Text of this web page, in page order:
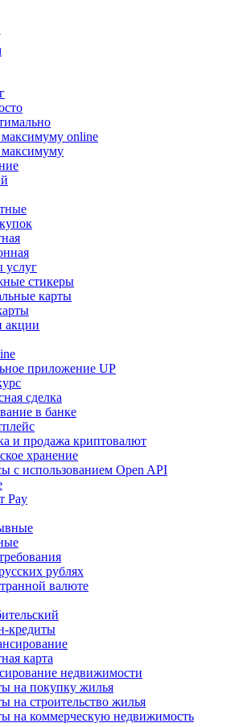
online
услуг
стикеры
карты
акции
приложение UP
сделка
в банке
и продажа криптовалют
хранение
с использованием Open API
Pay
рублях
валюте
кредиты
карта
недвижимости
на покупку жилья
на строительство жилья
на коммерческую недвижимость